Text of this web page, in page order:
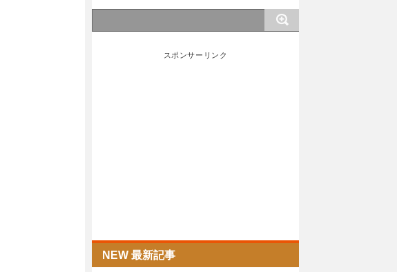
スポンサーリンク
NEW 最新記事